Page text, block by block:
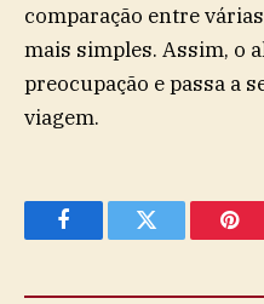
comparação entre
mais simples. Assim, o
preocupação e passa a
viagem.
FacebookTwitter